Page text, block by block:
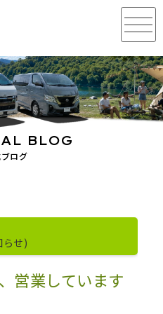
ログ
BLOG
らせ)
営業しています